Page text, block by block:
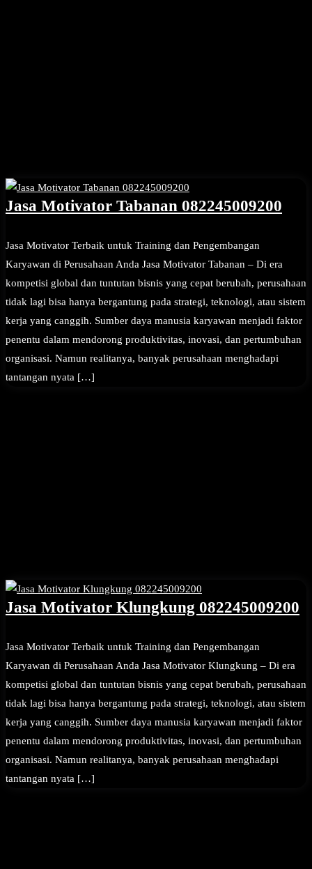
Jasa Motivator Tabanan 082245009200
Jasa Motivator Terbaik untuk Training dan Pengembangan
Karyawan di Perusahaan Anda Jasa Motivator Tabanan – Di era
kompetisi global dan tuntutan bisnis yang cepat berubah, perusahaan
tidak lagi bisa hanya bergantung pada strategi, teknologi, atau sistem
kerja yang canggih. Sumber daya manusia karyawan menjadi faktor
penentu dalam mendorong produktivitas, inovasi, dan pertumbuhan
organisasi. Namun realitanya, banyak perusahaan menghadapi
tantangan nyata […]
Jasa Motivator Klungkung 082245009200
Jasa Motivator Terbaik untuk Training dan Pengembangan
Karyawan di Perusahaan Anda Jasa Motivator Klungkung – Di era
kompetisi global dan tuntutan bisnis yang cepat berubah, perusahaan
tidak lagi bisa hanya bergantung pada strategi, teknologi, atau sistem
kerja yang canggih. Sumber daya manusia karyawan menjadi faktor
penentu dalam mendorong produktivitas, inovasi, dan pertumbuhan
organisasi. Namun realitanya, banyak perusahaan menghadapi
tantangan nyata […]